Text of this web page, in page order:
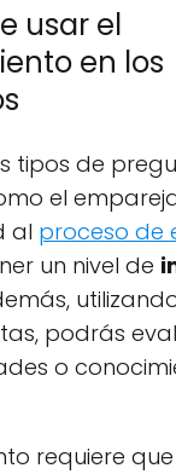
usar el
en los
tipos de
el
al proceso de
un nivel de
podrás
o
requiere